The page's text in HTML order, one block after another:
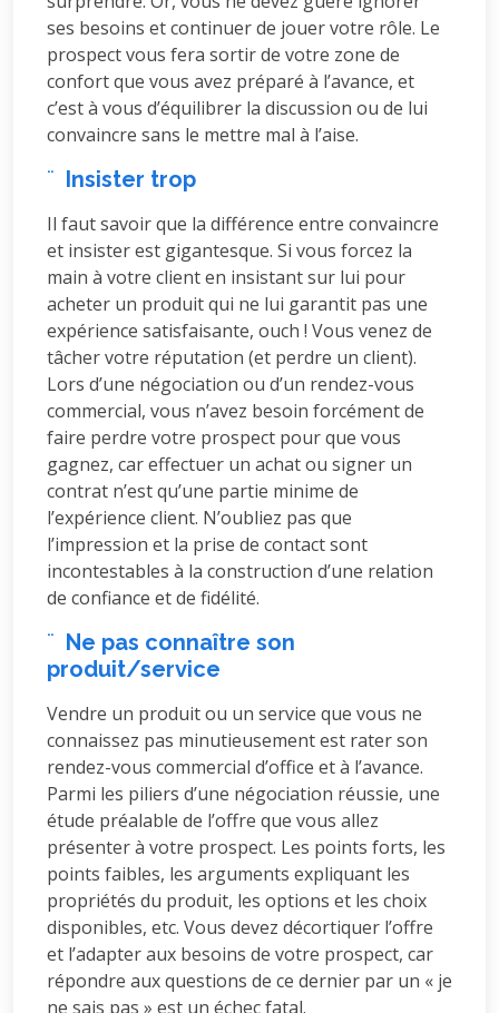
ses besoins et continuer de jouer votre rôle. Le
prospect vous fera sortir de votre zone de
confort que vous avez préparé à l’avance, et
c’est à vous d’équilibrer la discussion ou de lui
convaincre sans le mettre mal à l’aise.
¨ Insister trop
Il faut savoir que la différence entre convaincre
et insister est gigantesque. Si vous forcez la
main à votre client en insistant sur lui pour
acheter un produit qui ne lui garantit pas une
expérience satisfaisante, ouch ! Vous venez de
tâcher votre réputation (et perdre un client).
Lors d’une négociation ou d’un rendez-vous
commercial, vous n’avez besoin forcément de
faire perdre votre prospect pour que vous
gagnez, car effectuer un achat ou signer un
contrat n’est qu’une partie minime de
l’expérience client. N’oubliez pas que
l’impression et la prise de contact sont
incontestables à la construction d’une relation
de confiance et de fidélité.
¨ Ne pas connaître son
produit/service
Vendre un produit ou un service que vous ne
connaissez pas minutieusement est rater son
rendez-vous commercial d’office et à l’avance.
Parmi les piliers d’une négociation réussie, une
étude préalable de l’offre que vous allez
présenter à votre prospect. Les points forts, les
points faibles, les arguments expliquant les
propriétés du produit, les options et les choix
disponibles, etc. Vous devez décortiquer l’offre
et l’adapter aux besoins de votre prospect, car
répondre aux questions de ce dernier par un « je
ne sais pas » est un échec fatal.